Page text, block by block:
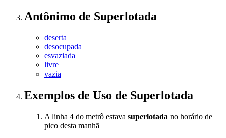
Antônimo de Superlotada
deserta
desocupada
esvaziada
livre
vazia
Exemplos de Uso de Superlotada
A linha 4 do metrô estava superlotada no horário de
pico desta manhã